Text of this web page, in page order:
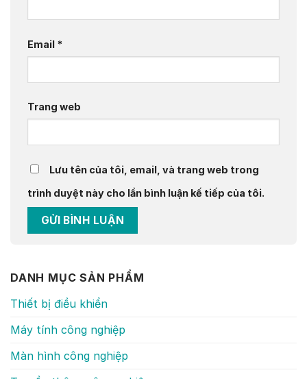
Email *
Trang web
Lưu tên của tôi, email, và trang web trong
trình duyệt này cho lần bình luận kế tiếp của tôi.
DANH MỤC SẢN PHẨM
Thiết bị điều khiển
Máy tính công nghiệp
Màn hình công nghiệp